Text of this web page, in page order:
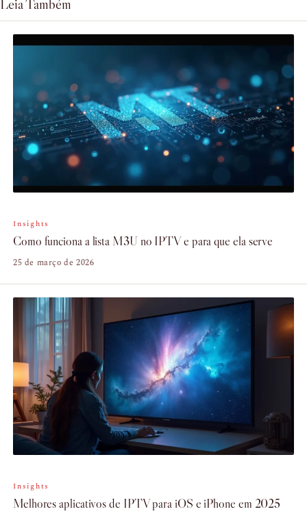
Leia Também
Insights
Como funciona a lista M3U no IPTV e para que ela serve
25 de março de 2026
Insights
Melhores aplicativos de IPTV para iOS e iPhone em 2025